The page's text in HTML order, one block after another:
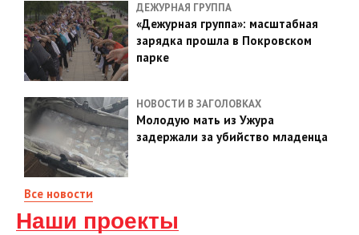
ДЕЖУРНАЯ ГРУППА
«Дежурная группа»: масштабная
зарядка прошла в Покровском
парке
НОВОСТИ В ЗАГОЛОВКАХ
Молодую мать из Ужура
задержали за убийство младенца
Все новости
Наши проекты